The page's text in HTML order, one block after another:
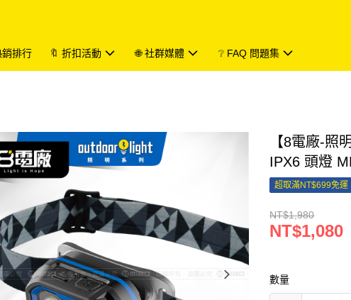
銷排行 🔖 折扣活動 🌐 社群媒體 ❔ FAQ 問題集
【8電廠-照
IPX6 頭燈
超取滿NT$699免運
NT$1,980
NT$1,080
數量